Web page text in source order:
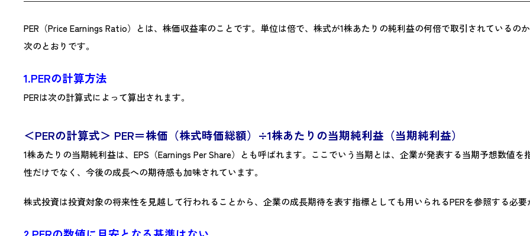
PER（Price Earnings Ratio）とは、株価収益率のことです。単位は倍で、株式が1株あたりの純利益の何倍で取引されているの
次のとおりです。
1.PERの計算方法
PERは次の計算式によって算出されます。
＜PERの計算式＞ PER＝株価（株式時価総額）÷1株あたりの当期純利益（当期純利益）
1株あたりの当期純利益は、EPS（Earnings Per Share）とも呼ばれます。​ここでいう当期とは、企業が発表する当期予想数値
性だけでなく、今後の成長への期待感も加味されています。
株式投資は投資対象の将来性を見越して行われることから、企業の成長期待を表す指標としても用いられるPERを参照する必要